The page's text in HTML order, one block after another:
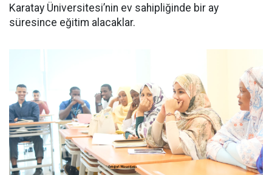
Karatay Üniversitesi’nin ev sahipliğinde bir ay
süresince eğitim alacaklar.